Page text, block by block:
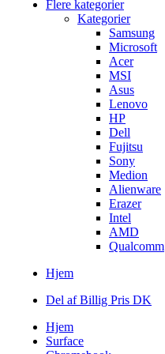
Flere kategorier
Kategorier
Samsung
Microsoft
Acer
MSI
Asus
Lenovo
HP
Dell
Fujitsu
Sony
Medion
Alienware
Erazer
Intel
AMD
Qualcomm
Hjem
Del af Billig Pris DK
Hjem
Surface